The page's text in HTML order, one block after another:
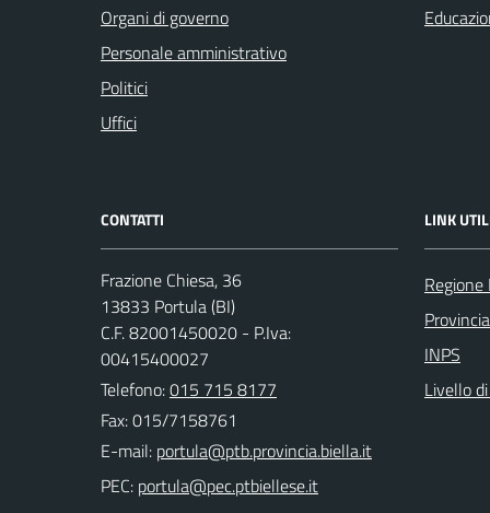
Organi di governo
Personale amministrativo
Politici
Uffici
CONTATTI
Frazione Chiesa, 36
13833 Portula (BI)
C.F. 82001450020 - P.Iva:
00415400027
Telefono:015 715 8177
Fax: 015/7158761
E-mail:
PEC:
LINK
INPS
Livello